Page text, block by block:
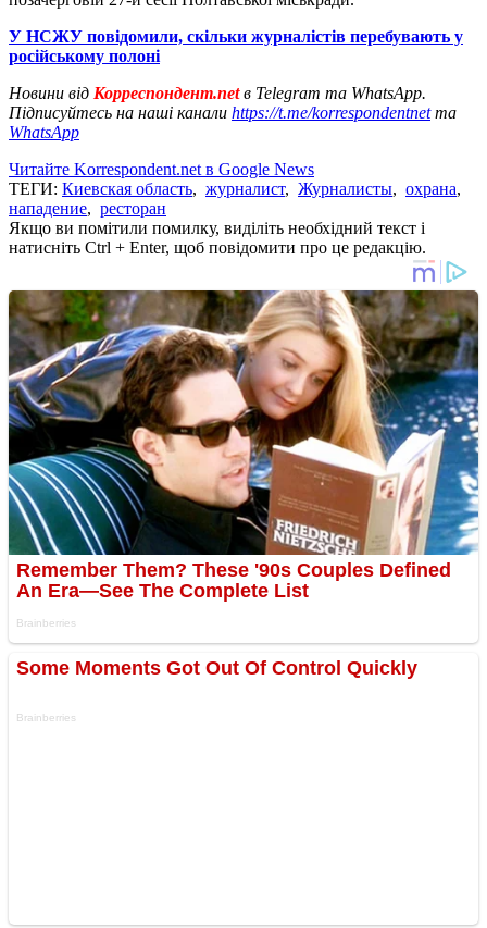
У НСЖУ повідомили, скільки журналістів перебувають у
російському полоні
Новини від Корреспондент.netв Telegram та WhatsApp.
Підписуйтесь на наші канали https://t.me/korrespondentnetта
WhatsApp
Читайте Korrespondent.net в Google News
ТЕГИ: Киевская область, журналист, Журналисты, охрана,
нападение, ресторан
Якщо ви помітили помилку, виділіть необхідний текст і
натисніть Ctrl + Enter, щоб повідомити про це редакцію.